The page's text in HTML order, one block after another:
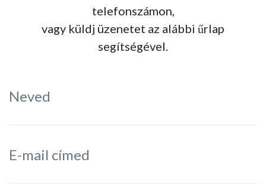
telefonszámon,
vagy küldj üzenetet az alábbi űrlap
segítségével.